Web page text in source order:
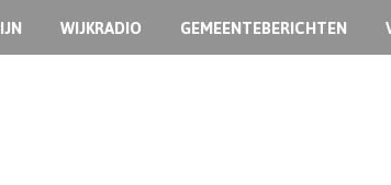
WIJKRADIO GEMEENTEBERICHTEN